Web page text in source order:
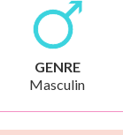
GENRE
Masculin